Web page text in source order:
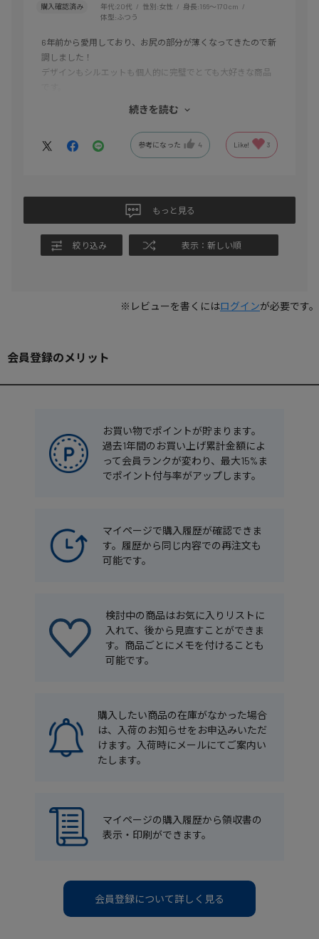
購入確認済み 年代:20代 性別:女性 身長:166～170cm
体型:ふつう
6年前から愛用しており、お尻の部分が薄くなってきたので新
調しました！
デザインもシルエットも個人的に完璧でとても大好きな商品
なのでスタイルもよく見えてお気に入りです。
上に着るTシャツを中に入れて着るとさらに足が長く見えるの
でいつもインしています。
続きを読む
参考になった 4 Like! 3
もっと見る
絞り込み 表示：新しい順
※レビューを書くにはログインが必要です。
会員登録のメリット
お買い物でポイントが貯まります。
過去1年間のお買い上げ累計金額によ
って会員ランクが変わり、最大15%ま
でポイント付与率がアップします。
マイページで購入履歴が確認できま
す。履歴から同じ内容での再注文も
可能です。
検討中の商品はお気に入りリストに
入れて、後から見直すことができま
す。商品ごとにメモを付けることも
可能です。
購入したい商品の在庫がなかった場合
は、入荷のお知らせをお申込みいただ
けます。入荷時にメールにてご案内い
たします。
マイページの購入履歴から領収書の
表示・印刷ができます。
会員登録について詳しく見る